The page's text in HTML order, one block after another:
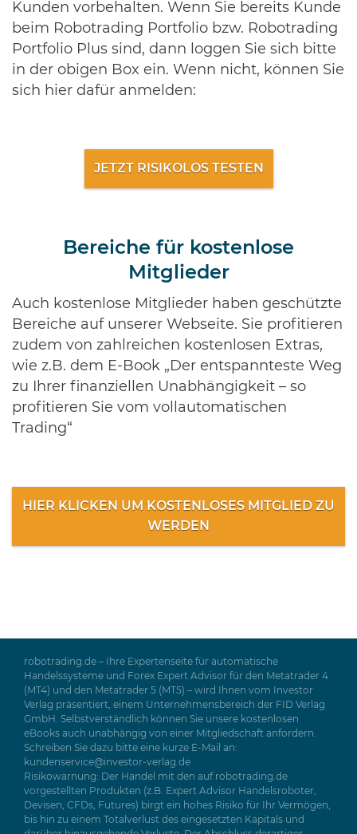
Kunden vorbehalten. Wenn Sie bereits Kunde
beim Robotrading Portfolio bzw. Robotrading
Portfolio Plus sind, dann loggen Sie sich bitte
in der obigen Box ein. Wenn nicht, können Sie
sich hier dafür anmelden:
JETZT RISIKOLOS TESTEN
Bereiche für kostenlose
Mitglieder
Auch kostenlose Mitglieder haben geschützte
Bereiche auf unserer Webseite. Sie profitieren
zudem von zahlreichen kostenlosen Extras,
wie z.B. dem E-Book „Der entspannteste Weg
zu Ihrer finanziellen Unabhängigkeit – so
profitieren Sie vom vollautomatischen
Trading“
HIER KLICKEN UM KOSTENLOSES MITGLIED ZU
WERDEN
robotrading.de – Ihre Expertenseite für automatische
Handelssysteme und Forex Expert Advisor für den Metatrader 4
(MT4) und den Metatrader 5 (MT5) – wird Ihnen vom Investor
Verlag präsentiert, einem Unternehmensbereich der FID Verlag
GmbH. Selbstverständlich können Sie unsere kostenlosen
eBooks auch unabhängig von einer Mitgliedschaft anfordern.
Schreiben Sie dazu bitte eine kurze E-Mail an:
kundenservice@investor-verlag.de
Risikowarnung: Der Handel mit den auf robotrading.de
vorgestellten Produkten (z.B. Expert Advisor Handelsroboter,
Devisen, CFDs, Futures) birgt ein hohes Risiko für Ihr Vermögen,
bis hin zu einem Totalverlust des eingesetzten Kapitals und